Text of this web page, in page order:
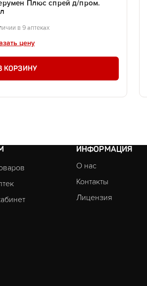
Плюс спрей д/пром.
в 9 аптеках
цену
КОРЗИНУ
ИНФОРМАЦИЯ
О нас
Контакты
Лицензия